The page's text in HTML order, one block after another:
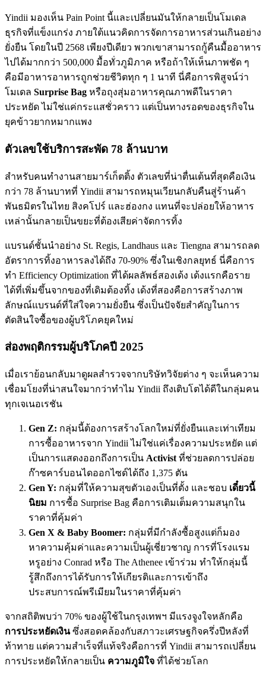
Yindii มองเห็น Pain Point นี้และเปลี่ยนมันให้กลายเป็นโมเดล
ธุรกิจที่แข็งแกร่ง ภายใต้แนวคิดการจัดการอาหารส่วนเกินอย่าง
ยั่งยืน โดยในปี 2568 เพียงปีเดียว พวกเขาสามารถกู้คืนมื้ออาหาร
ไปได้มากกว่า 500,000 มื้อทั่วภูมิภาค หรือถ้าให้เห็นภาพชัด ๆ
คือมีอาหารอาหารถูกช่วยชีวิตทุก ๆ 1 นาที นี่คือการพิสูจน์ว่า
โมเดล Surprise Bag หรือถุงสุ่มอาหารคุณภาพดีในราคา
ประหยัด ไม่ใช่แค่กระแสชั่วคราว แต่เป็นทางรอดของธุรกิจใน
ยุคข้าวยากหมากแพง
ตัวเลขใช้บริการสะพัด 78 ล้านบาท
สำหรับคนทำงานสายมาร์เก็ตติ้ง ตัวเลขที่น่าตื่นเต้นที่สุดคือเงิน
กว่า 78 ล้านบาทที่ Yindii สามารถหมุนเวียนกลับคืนสู่ร้านค้า
พันธมิตรในไทย สิงคโปร์ และฮ่องกง แทนที่จะปล่อยให้อาหาร
เหล่านั้นกลายเป็นขยะที่ต้องเสียค่าจัดการทิ้ง
แบรนด์ชั้นนำอย่าง St. Regis, Landhaus และ Tiengna สามารถลด
อัตราการทิ้งอาหารลงได้ถึง 70-90% ซึ่งในเชิงกลยุทธ์ นี่คือการ
ทำ Efficiency Optimization ที่ได้ผลลัพธ์สองเด้ง เด้งแรกคือราย
ได้ที่เพิ่มขึ้นจากของที่เดิมต้องทิ้ง เด้งที่สองคือการสร้างภาพ
ลักษณ์แบรนด์ที่ใส่ใจความยั่งยืน ซึ่งเป็นปัจจัยสำคัญในการ
ตัดสินใจซื้อของผู้บริโภคยุคใหม่
ส่องพฤติกรรมผู้บริโภคปี 2025
เมื่อเราย้อนกลับมาดูผลสำรวจจากบริษัทวิจัยต่าง ๆ จะเห็นความ
เชื่อมโยงที่น่าสนใจมากว่าทำไม Yindii ถึงเติบโตได้ดีในกลุ่มคน
ทุกเจเนอเรชัน
Gen Z: กลุ่มนี้ต้องการสร้างโลกใหม่ที่ยั่งยืนและเท่าเทียม
การซื้ออาหารจาก Yindii ไม่ใช่แค่เรื่องความประหยัด แต่
เป็นการแสดงออกถึงการเป็น Activist ที่ช่วยลดการปล่อย
ก๊าซคาร์บอนไดออกไซด์ได้ถึง 1,375 ตัน
Gen Y: กลุ่มที่ให้ความสุขตัวเองเป็นที่ตั้ง และชอบ เดี๋ยวนี้
นิยม การซื้อ Surprise Bag คือการเติมเต็มความสนุกใน
ราคาที่คุ้มค่า
Gen X & Baby Boomer: กลุ่มที่มีกำลังซื้อสูงแต่ก็มอง
หาความคุ้มค่าและความเป็นผู้เชี่ยวชาญ การที่โรงแรม
หรูอย่าง Conrad หรือ The Athenee เข้าร่วม ทำให้กลุ่มนี้
รู้สึกถึงการได้รับการให้เกียรติและการเข้าถึง
ประสบการณ์พรีเมียมในราคาที่คุ้มค่า
จากสถิติพบว่า 70% ของผู้ใช้ในกรุงเทพฯ มีแรงจูงใจหลักคือ
การประหยัดเงินซึ่งสอดคล้องกับสภาวะเศรษฐกิจครึ่งปีหลังที่
ท้าทาย แต่ความสำเร็จที่แท้จริงคือการที่ Yindii สามารถเปลี่ยน
การประหยัดให้กลายเป็น ความภูมิใจ ที่ได้ช่วยโลก